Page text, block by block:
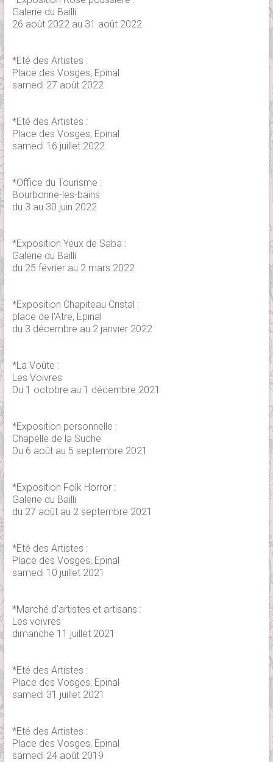
Galerie du Bailli
26 août 2022 au 31 août 2022
*Eté des Artistes :
Place des Vosges, Epinal
samedi 27 août 2022
*Eté des Artistes :
Place des Vosges, Epinal
samedi 16 juillet 2022
*Office du Tourisme :
Bourbonne-les-bains
du 3 au 30 juin 2022
*Exposition Yeux de Saba :
Galerie du Bailli
du 25 février au 2 mars 2022
*Exposition Chapiteau Cristal :
place de l'Atre, Epinal
du 3 décembre au 2 janvier 2022
*La Voûte :
Les Voivres
Du 1 octobre au 1 décembre 2021
*Exposition personnelle :
Chapelle de la Suche
Du 6 août au 5 septembre 2021
*Exposition Folk Horror :
Galerie du Bailli
du 27 août au 2 septembre 2021
*Eté des Artistes :
Place des Vosges, Epinal
samedi 10 juillet 2021
*Marché d'artistes et artisans :
Les voivres
dimanche 11 juillet 2021
*Eté des Artistes :
Place des Vosges, Epinal
samedi 31 juillet 2021
*Eté des Artistes :
Place des Vosges, Epinal
samedi 24 août 2019